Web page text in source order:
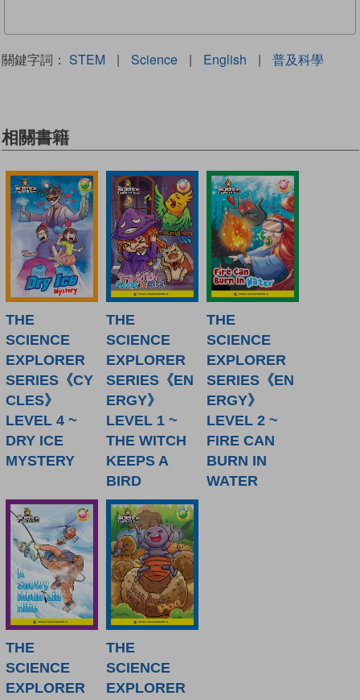
關鍵字詞： STEM | Science | English | 普及科學
相關書籍
THE
SCIENCE
EXPLORER
SERIES《CY
CLES》
LEVEL 4 ~
DRY ICE
MYSTERY
THE
SCIENCE
EXPLORER
SERIES《EN
ERGY》
LEVEL 1 ~
THE WITCH
KEEPS A
BIRD
THE
SCIENCE
EXPLORER
SERIES《EN
ERGY》
LEVEL 2 ~
FIRE CAN
BURN IN
WATER
THE
SCIENCE
EXPLORER
THE
SCIENCE
EXPLORER